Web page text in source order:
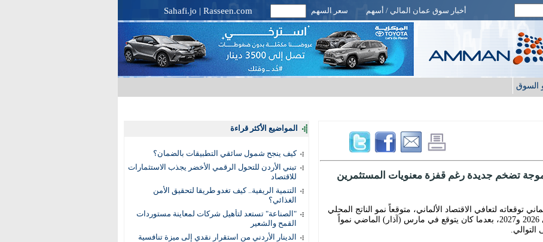
أخبار سوق عمان المالي / أسهم سعر السهم Sahafi.jo | Rasseen.com
السوق
المواضيع الأكثر قراءة
كيف ينجح شمول سائقي التطبيقات بالضمان؟
تبني الأردن للتحول الرقمي الأخضر يجذب الاستثمارات
للاقتصاد
التنمية الريفية.. كيف تغدو طريقا لتحقيق الأمن
الغذائي؟
"الصناعة" تستعد لتأهيل شركات لمعاينة مستوردات
القمح والشعير
الدينار الأردني من استقرار نقدي إلى ميزة تنافسية
تضخم جديدة رغم قفزة معنويات المستثمرين
توقعاته لتعافي الاقتصاد الألماني، متوقعاً نمو الناتج المحلي
الإجمالي بنسبة 0.8 في المائة في عامي 2026 و2027، بعدما كان يتوقع في مارس (آذار) الماضي نمواً